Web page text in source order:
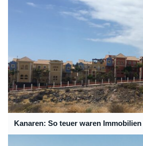
Kanaren: So teuer waren